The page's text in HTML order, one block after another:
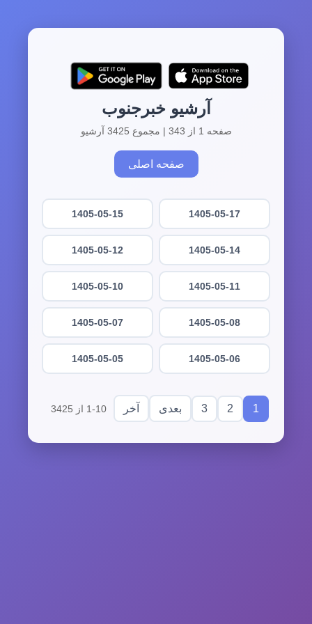
آرشیو خبرجنوب
صفحه 1 از 343 | مجموع 3425 آرشیو
صفحه اصلی
1405-05-17
1405-05-15
1405-05-14
1405-05-12
1405-05-11
1405-05-10
1405-05-08
1405-05-07
1405-05-06
1405-05-05
1
2
3 بعدی آخر 1-10 از 3425